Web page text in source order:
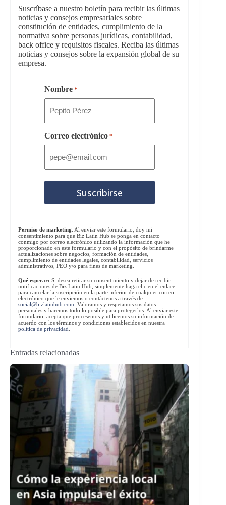
Suscríbase a nuestro boletín para recibir las últimas
noticias y consejos empresariales sobre
constitución de entidades, cumplimiento de la
normativa sobre personas jurídicas, contabilidad,
back office y requisitos fiscales. Reciba las últimas
noticias y consejos sobre la expansión global de su
empresa.
Nombre *
Correo electrónico *
Permiso de marketing: Al enviar este formulario, doy mi
consentimiento para que Biz Latin Hub se ponga en contacto
conmigo por correo electrónico utilizando la información que he
proporcionado en este formulario y con el propósito de brindarme
actualizaciones sobre negocios, formación de entidades,
cumplimiento de entidades legales, contabilidad, servicios
administrativos, PEO y/o para fines de marketing.
Qué esperar: Si desea retirar su consentimiento y dejar de recibir
notificaciones de Biz Latin Hub, simplemente haga clic en el enlace
para cancelar la suscripción en la parte inferior de cualquier correo
electrónico que le enviemos o contáctenos a través de
social@bizlatinhub.com . Valoramos y respetamos sus datos
personales y haremos todo lo posible para protegerlos. Al enviar este
formulario, acepta que procesemos y utilicemos su información de
acuerdo con los términos y condiciones establecidos en nuestra
política de privacidad
Entradas relacionadas